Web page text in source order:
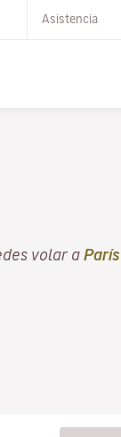
Asistencia
volar a